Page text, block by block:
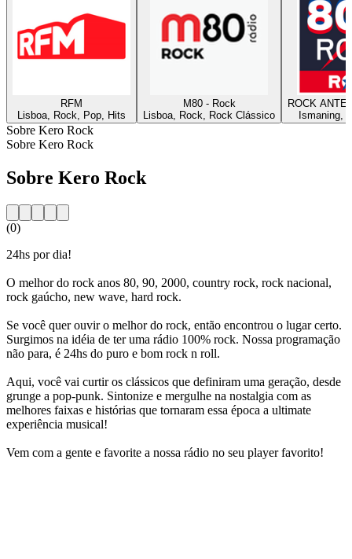
RFM
Lisboa, Rock, Pop, Hits
M80 - Rock
Lisboa, Rock, Rock Clássico
ROCK
Ismaning,
Sobre Kero Rock
Sobre Kero Rock
Sobre Kero Rock
(0)
24hs por dia!
O melhor do rock anos 80, 90, 2000, country rock, rock nacional,
rock gaúcho, new wave, hard rock.
Se você quer ouvir o melhor do rock, então encontrou o lugar certo.
Surgimos na idéia de ter uma rádio 100% rock. Nossa programação
não para, é 24hs do puro e bom rock n roll.
Aqui, você vai curtir os clássicos que definiram uma geração, desde
grunge a pop-punk. Sintonize e mergulhe na nostalgia com as
melhores faixas e histórias que tornaram essa época a ultimate
experiência musical!
Vem com a gente e favorite a nossa rádio no seu player favorito!